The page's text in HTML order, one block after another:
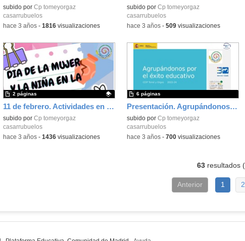
subido por Cp tomeyorgaz
casarrubuelos
-hace 3 años- 1816visualizaciones
subido por Cp tomeyorgaz
casarrubuelos
-hace 3 años- 509visualizaciones
11 de febrero. Actividades en el centro
Contenido educativo.
subido por Cp tomeyorgaz
casarrubuelos
2 páginas
-hace 3 años- 1436visualizaciones
Presentación. Agrupándonos por el éxito
subido por Cp tomeyorgaz
casarrubuelos
6 páginas
-hace 3 años- 700visualizaciones
63resultados
Anterior 1 2